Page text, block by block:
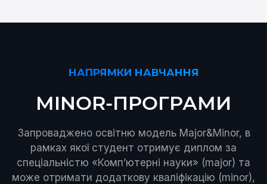
НАПРЯМКИ НАВЧАННЯ
MINOR-ПРОГРАМИ
Запроваджено освітню модель Major&Minor, в
рамках якої студент отримує диплом за
спеціальністю «Комп’ютерні науки» (major) та
може отримати додаткову кваліфікацію (minor),